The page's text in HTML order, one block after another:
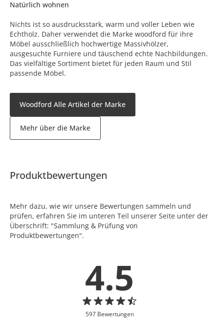
Natürlich wohnen
Nichts ist so ausdrucksstark, warm und voller Leben wie
Echtholz. Daher verwendet die Marke woodford für ihre
Möbel ausschließlich hochwertige Massivhölzer,
ausgesuchte Furniere und täuschend echte Nachbildungen.
Das vielfältige Sortiment bietet für jeden Raum und Stil
passende Möbel.
Woodford Alle Artikel der Marke
Mehr über die Marke
Produktbewertungen
Mehr dazu, wie wir unsere Bewertungen sammeln und
prüfen, erfahren Sie im unteren Teil unserer Seite unter der
Überschrift: "Sammlung & Prüfung von
Produktbewertungen".
4.5
597 Bewertungen